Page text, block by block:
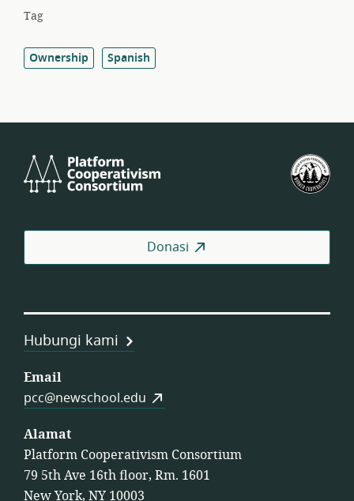
Tag
Ownership Spanish
Cooperativism
Donasi
Hubungi kami
Email
pcc@newschool.edu
Alamat
Platform Cooperativism Consortium
79 5th Ave 16th floor, Rm. 1601
New York, NY 10003